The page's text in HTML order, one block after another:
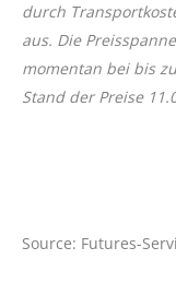
durch
aus. Die
momentan bei bis
Stand der Preise
Source: Futures-